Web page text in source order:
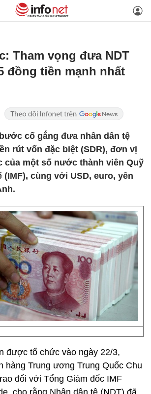
Tham vọng đưa NDT
đồng tiền mạnh nhất
cố gắng đưa nhân dân tệ
rút vốn đặc biệt (SDR), đơn vị
của một số nước thành viên Quỹ
(IMF), cùng với USD, euro, yên
được tổ chức vào ngày 22/3,
hàng Trung ương Trung Quốc Chu
đổi với Tổng Giám đốc IMF
cho rằng Nhân dân tệ (NDT) đã